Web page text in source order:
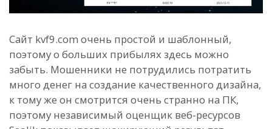
Сайт kvf9.com очень простой и шаблонный,
поэтому о больших прибылях здесь можно
забыть. Мошенники не потрудились потратить
много денег на создание качественного дизайна,
к тому же он смотрится очень странно на ПК,
поэтому независимый оценщик веб-ресурсов